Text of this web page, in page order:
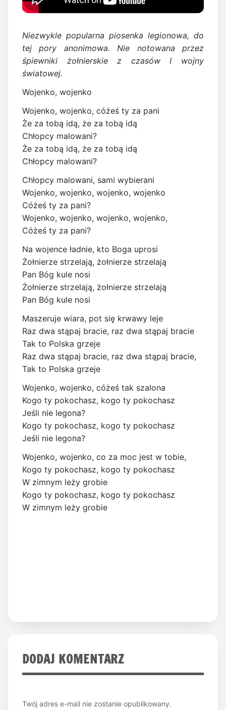
Niezwykle popularna piosenka legionowa, do
tej pory anonimowa. Nie notowana przez
śpiewniki żołnierskie z czasów I wojny
światowej.
Wojenko, wojenko
Wojenko, wojenko, cóżeś ty za pani
Że za tobą idą, że za tobą idą
Chłopcy malowani?
Że za tobą idą, że za tobą idą
Chłopcy malowani?
Chłopcy malowani, sami wybierani
Wojenko, wojenko, wojenko, wojenko
Cóżeś ty za pani?
Wojenko, wojenko, wojenko, wojenko,
Cóżeś ty za pani?
Na wojence ładnie, kto Boga uprosi
Żołnierze strzelają, żołnierze strzelają
Pan Bóg kule nosi
Żołnierze strzelają, żołnierze strzelają
Pan Bóg kule nosi
Maszeruje wiara, pot się krwawy leje
Raz dwa stąpaj bracie, raz dwa stąpaj bracie
Tak to Polska grzeje
Raz dwa stąpaj bracie, raz dwa stąpaj bracie,
Tak to Polska grzeje
Wojenko, wojenko, cóżeś tak szalona
Kogo ty pokochasz, kogo ty pokochasz
Jeśli nie legona?
Kogo ty pokochasz, kogo ty pokochasz
Jeśli nie legona?
Wojenko, wojenko, co za moc jest w tobie,
Kogo ty pokochasz, kogo ty pokochasz
W zimnym leży grobie
Kogo ty pokochasz, kogo ty pokochasz
W zimnym leży grobie
DODAJ KOMENTARZ
Twój adres e-mail nie zostanie opublikowany.